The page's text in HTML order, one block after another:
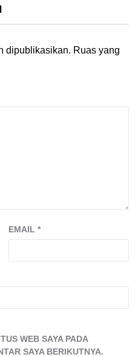
dipublikasikan. Ruas yang
EMAIL *
WEB SAYA PADA
SAYA BERIKUTNYA.